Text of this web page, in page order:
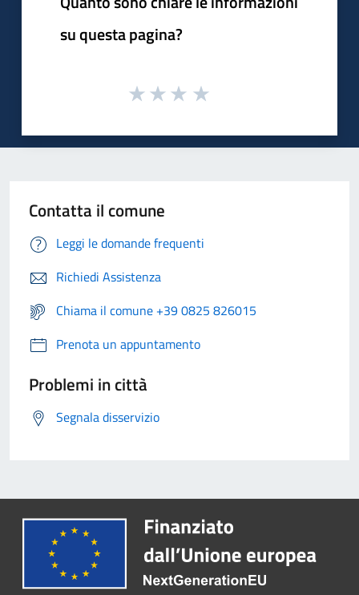
su questa pagina?
Contatta il comune
Leggi le domande frequenti
Richiedi Assistenza
Chiama il comune +39 0825 826015
Prenota un appuntamento
Problemi in città
Segnala disservizio